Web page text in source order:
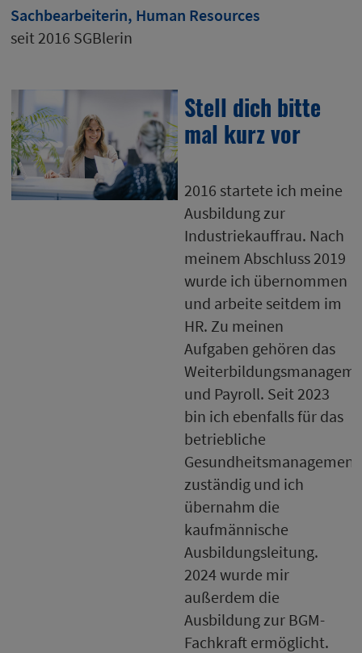
Sachbearbeiterin, Human Resources
seit 2016 SGBlerin
Stell dich bitte
mal kurz vor
2016 startete ich meine
Ausbildung zur
Industriekauffrau. Nach
meinem Abschluss 2019
wurde ich übernommen
und arbeite seitdem im
HR. Zu meinen
Aufgaben gehören das
und Payroll. Seit 2023
bin ich ebenfalls für das
betriebliche
Gesundheitsmanagement
zuständig und ich
übernahm die
kaufmännische
Ausbildungsleitung.
2024 wurde mir
außerdem die
Ausbildung zur BGM-
Fachkraft ermöglicht.